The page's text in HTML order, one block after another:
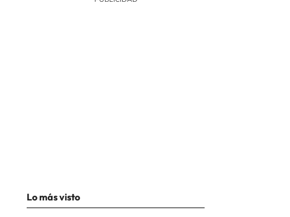
Lo más visto